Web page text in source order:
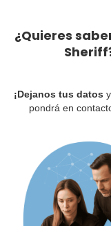
¿Quieres
¡Dejanos tus datos
pondrá en